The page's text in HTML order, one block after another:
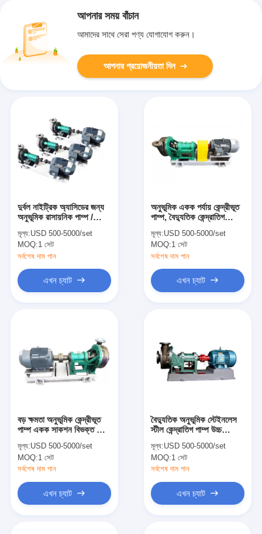
আপনার সময় বাঁচান
আমাদের সাথে সেরা পণ্য যোগাযোগ করুন।
আপনার প্রয়োজনীয়তা দিন
দুর্বল নাইট্রিক অ্যাসিডের জন্য
অনুভূমিক রাসায়নিক পাম্প /
মূল্য:USD 500-5000/set
MOQ:1 সেট
সর্বশেষ দাম পান
এখন চ্যাট
অনুভূমিক একক পর্যায় কেন্দ্রীভূত
পাম্প, বৈদ্যুতিক কেন্দ্রাতিগ
মূল্য:USD 500-5000/set
MOQ:1 সেট
সর্বশেষ দাম পান
এখন চ্যাট
বড় ক্ষমতা অনুভূমিক কেন্দ্রীভূত
পাম্প একক সাকশন বিভক্ত কেস
মূল্য:USD 500-5000/set
MOQ:1 সেট
সর্বশেষ দাম পান
এখন চ্যাট
বৈদ্যুতিক অনুভূমিক স্টেইনলেস
স্টীল কেন্দ্রাতিগ পাম্প উচ্চ
মূল্য:USD 500-5000/set
MOQ:1 সেট
সর্বশেষ দাম পান
এখন চ্যাট